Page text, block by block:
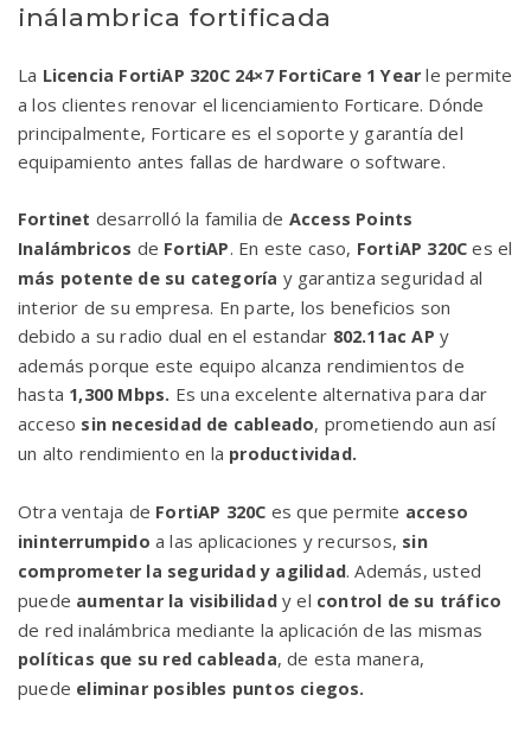
inálambrica fortificada
La Licencia FortiAP 320C 24×7 FortiCare 1 Yearle permite
a los clientes renovar el licenciamiento Forticare. Dónde
principalmente, Forticare es el soporte y garantía del
equipamiento antes fallas de hardware o software.
Fortinet desarrolló la familia de Access Points
Inalámbricos de FortiAP. En este caso, FortiAP 320C es el
más potente de su categoría y garantiza seguridad al
interior de su empresa. En parte, los beneficios son
debido a su radio dual en el estandar 802.11ac AP y
además porque este equipo alcanza rendimientos de
hasta 1,300 Mbps. Es una excelente alternativa para dar
acceso sin necesidad de cableado, prometiendo aun así
un alto rendimiento en la productividad.
Otra ventaja de FortiAP 320C es que permite acceso
ininterrumpido a las aplicaciones y recursos, sin
comprometer la seguridad y agilidad. Además, usted
puede aumentar la visibilidady el control de su tráfico
de red inalámbrica mediante la aplicación de las mismas
políticas que su red cableada, de esta manera,
puede eliminar posibles puntos ciegos.